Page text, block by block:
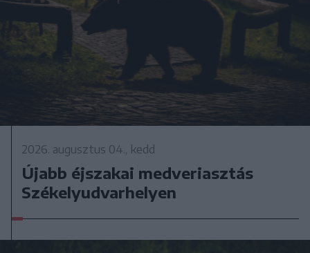
2026. augusztus 04., kedd
Újabb éjszakai medveriasztás
Székelyudvarhelyen